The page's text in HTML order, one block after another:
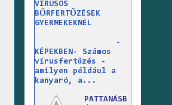
VIRUSOS
BŐRFERTŐZÉSEK
GYERMEKEKNÉL
-
KÉPEKBEN- Számos
vírusfertőzés -
amilyen például a
kanyaró, a...
PATTANÁSB